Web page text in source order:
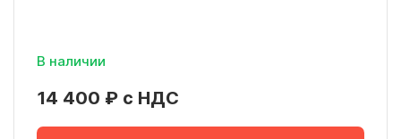
В наличии
14 400 ₽ с НДС